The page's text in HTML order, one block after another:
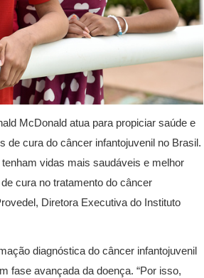
McDonald atua para propiciar saúde e
de cura do câncer infantojuvenil no Brasil.
vidas mais saudáveis ​​e melhor
cura no tratamento do câncer
Diretora Executiva do Instituto
diagnóstica do câncer infantojuvenil
fase avançada da doença. “Por isso,